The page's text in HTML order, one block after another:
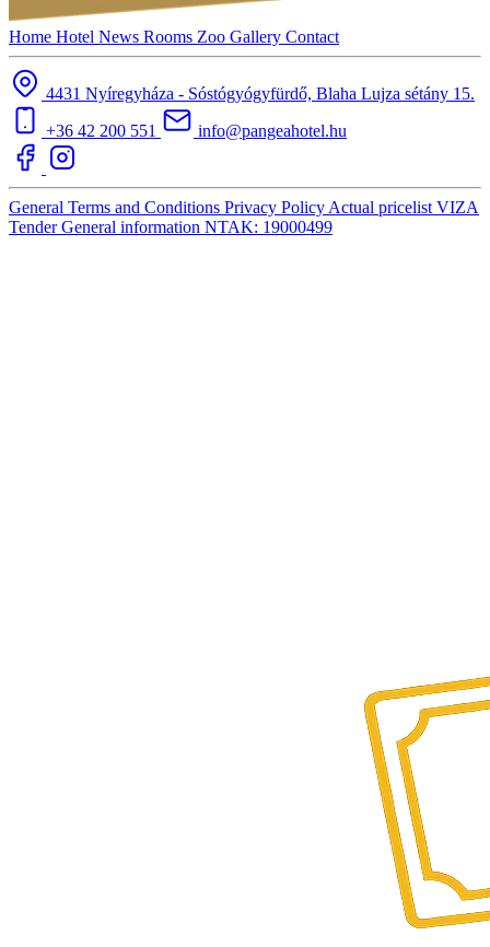
Home Hotel News Rooms Zoo Gallery Contact
4431 Nyíregyháza - Sóstógyógyfürdő, Blaha Lujza sétány 15.
+36 42 200 551
info@pangeahotel.hu
General Terms and Conditions Privacy Policy Actual pricelist VIZA
TenderGeneral information NTAK: 19000499